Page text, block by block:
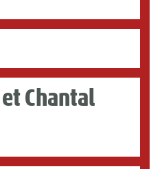
Chantal